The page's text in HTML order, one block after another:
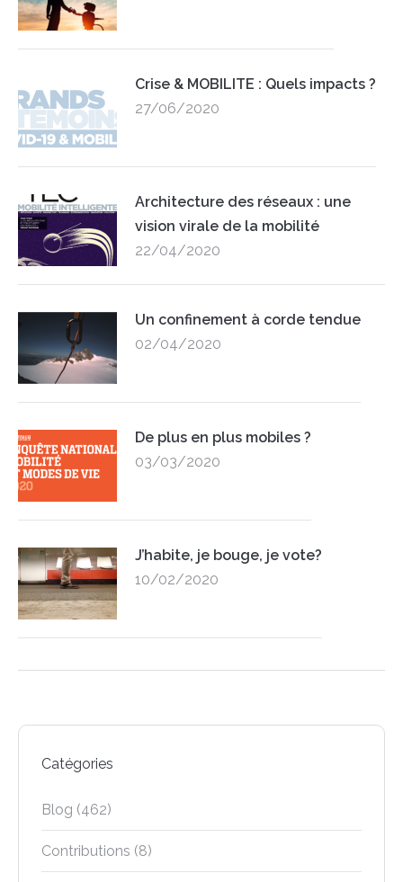
Crise & MOBILITE : Quels impacts ?
27/06/2020
Architecture des réseaux : une
vision virale de la mobilité
22/04/2020
Un confinement à corde tendue
02/04/2020
De plus en plus mobiles ?
03/03/2020
J’habite, je bouge, je vote?
10/02/2020
Catégories
Blog (462)
Contributions (8)